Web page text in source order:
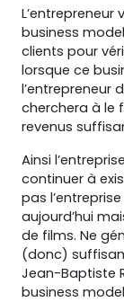
business
clients pour
lorsque ce
l’entrepreneur
cherchera à le
revenus
Ainsi
continuer à
pas
aujourd’hui
de films. Ne
(donc)
Jean-Baptiste
business